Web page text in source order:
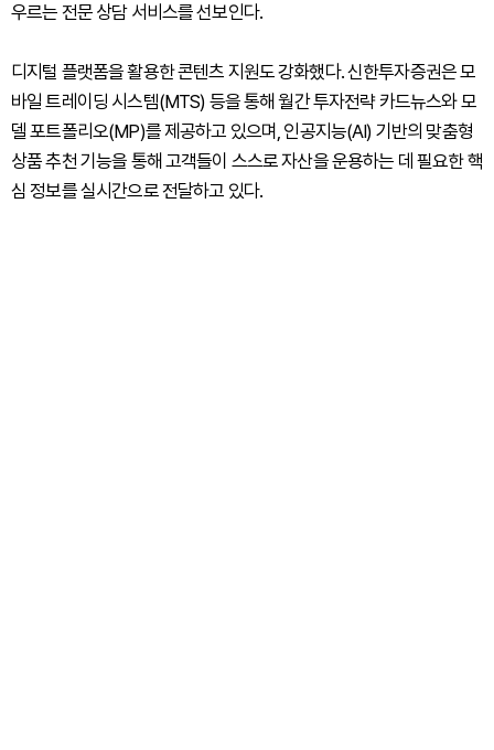
우르는 전문 상담 서비스를 선보인다.
디지털 플랫폼을 활용한 콘텐츠 지원도 강화했다. 신한투자증권은 모
바일 트레이딩 시스템(MTS) 등을 통해 월간 투자전략 카드뉴스와 모
델 포트폴리오(MP)를 제공하고 있으며, 인공지능(AI) 기반의 맞춤형
상품 추천 기능을 통해 고객들이 스스로 자산을 운용하는 데 필요한 핵
심 정보를 실시간으로 전달하고 있다.